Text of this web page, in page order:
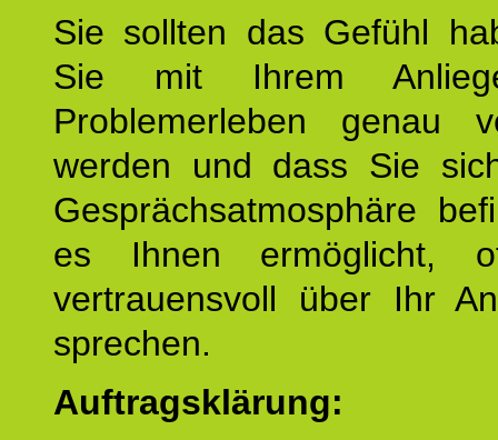
Sie sollten das Gefühl
Sie mit Ihrem
Problemerleben genau
werden und dass Sie
Gesprächsatmosphäre
es Ihnen ermöglicht,
vertrauensvoll über Ihr
sprechen.
Auftragsklärung: